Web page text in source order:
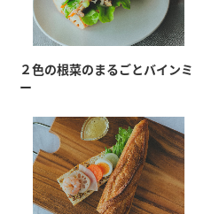
２色の根菜のまるごとバインミ
ー